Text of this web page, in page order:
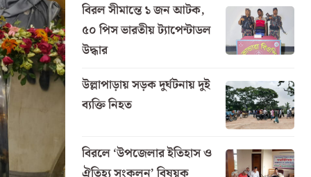
বিরল সীমান্তে ১ জন আটক,
৫০ পিস ভারতীয় ট্যাপেন্টাডল
উদ্ধার
উল্লাপাড়ায় সড়ক দুর্ঘটনায় দুই
ব্যক্তি নিহত
বিরলে ‘উপজেলার ইতিহাস ও